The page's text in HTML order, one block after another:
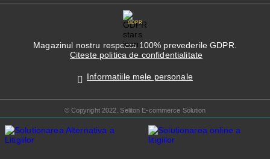
GDPR
Magazinul nostru respecta 100% prevederile GDPR.
Citeste politica de confidentialitate
Informatiile mele personale
© Copyright 2022. Seliton E-commerce Solution